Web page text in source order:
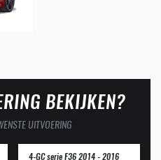
BEKIJKEN?
UITVOERING